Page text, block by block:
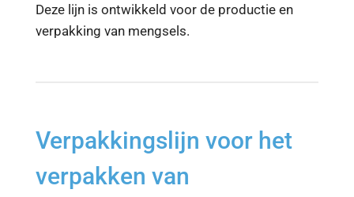
Deze lijn is ontwikkeld voor de productie en
verpakking van mengsels.
Verpakkingslijn voor het
verpakken van